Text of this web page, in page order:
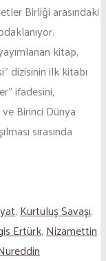
Birliği arasındaki
kitap,
dizisinin ilk kitabı
ifadesini,
Birinci Dünya
sırasında
,Kurtuluş Savaşı,
Ertürk,Nizamettin